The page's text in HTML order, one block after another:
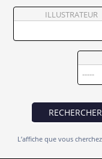
Vendre
ILLUSTRATEUR
RECHERCHER
L’affiche que vous